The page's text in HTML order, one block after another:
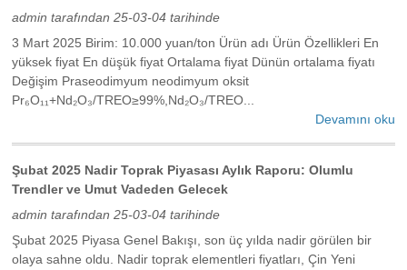
admin tarafından 25-03-04 tarihinde
3 Mart 2025 Birim: 10.000 yuan/ton Ürün adı Ürün Özellikleri En
yüksek fiyat En düşük fiyat Ortalama fiyat Dünün ortalama fiyatı
Değişim Praseodimyum neodimyum oksit
Pr₆O₁₁+Nd₂O₃/TREO≥99%,Nd₂O₃/TREO...
Devamını oku
Şubat 2025 Nadir Toprak Piyasası Aylık Raporu: Olumlu
Trendler ve Umut Vadeden Gelecek
admin tarafından 25-03-04 tarihinde
Şubat 2025 Piyasa Genel Bakışı, son üç yılda nadir görülen bir
olaya sahne oldu. Nadir toprak elementleri fiyatları, Çin Yeni